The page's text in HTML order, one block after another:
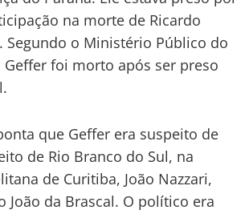
na morte de Ricardo
Segundo o Ministério Público do
Geffer foi morto após ser preso
que Geffer era suspeito de
de Rio Branco do Sul, na
de Curitiba, João Nazzari,
João da Brascal. O político era